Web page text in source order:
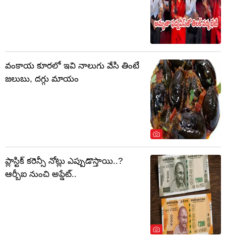
వంకాయ కూరలో ఇవి నాలుగు వేసి తింటే
జలుబు, దగ్గు మాయం
ప్లాస్టిక్ కరెన్సీ నోట్లు ఎప్పుడొస్తాయి..?
ఆర్బీఐ నుంచి అప్డేట్..